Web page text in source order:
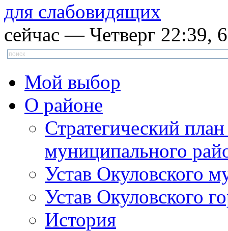
для слабовидящих
сейчас — Четверг 22:39, 6
Мой выбор
О районе
Стратегический
муниципального
Устав Окуловского
Устав Окуловского
История